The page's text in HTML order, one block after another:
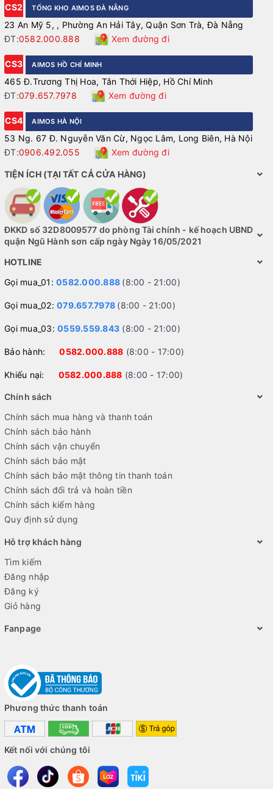
CS2
TỔNG KHO AIMOS ĐÀ NẴNG
23 An Mỹ 5, , Phường An Hải Tây, Quận Sơn Trà, Đà Nẵng
ĐT:0582.000.888 Xem đường đi
CS3 AIMOS HỒ CHÍ MINH
465 Đ.Trương Thị Hoa, Tân Thới Hiệp, Hồ Chí Minh
ĐT:079.657.7978 Xem đường đi
CS4 AIMOS HÀ NỘI
53 Ng. 67 Đ. Nguyễn Văn Cừ, Ngọc Lâm, Long Biên, Hà Nội
ĐT:0906.492.055 Xem đường đi
TIỆN ÍCH (TẠI TẤT CẢ CỬA HÀNG)
ĐKKD số 32D8009577 do phòng Tài chính - kế hoạch UBND
quận Ngũ Hành sơn cấp ngày Ngày 16/05/2021
HOTLINE
Gọi mua_01: 0582.000.888 (8:00 - 21:00)
Gọi mua_02: 079.657.7978 (8:00 - 21:00)
Gọi mua_03: 0559.559.843 (8:00 - 21:00)
Bảo hành:0582.000.888 (8:00 - 17:00)
Khiếu nại: 0582.000.888 (8:00 - 17:00)
Chính sách
Chính sách mua hàng và thanh toán
Chính sách bảo hành
Chính sách vận chuyển
Chính sách bảo mật
Chính sách bảo mật thông tin thanh toán
Chính sách đổi trả và hoàn tiền
Chính sách kiểm hàng
Quy định sử dụng
Hỗ trợ khách hàng
Tìm kiếm
Đăng nhập
Đăng ký
Giỏ hàng
Fanpage
Phương thức thanh toán
Kết nối với chúng tôi